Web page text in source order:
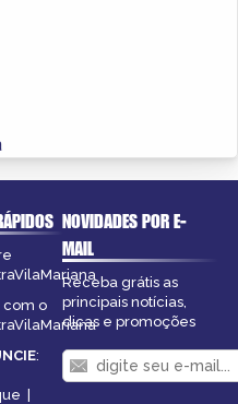
com o
:
|
NOVIDADES POR E-
MAIL
Receba grátis as
principais notícias,
dicas e promoções